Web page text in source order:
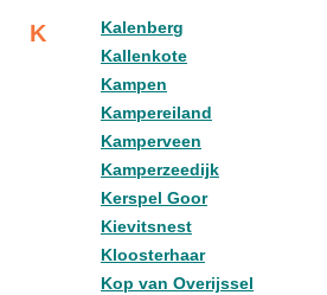
K
Kalenberg
Kallenkote
Kampen
Kampereiland
Kamperveen
Kamperzeedijk
Kerspel Goor
Kievitsnest
Kloosterhaar
Kop van Overijssel